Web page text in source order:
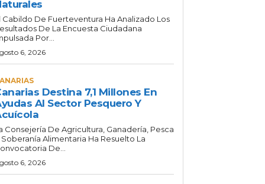
Cabildo De Fuerteventura Ha Analizado Los
De La Encuesta Ciudadana
Por...
6, 2026
Destina 7,1 Millones En
Al Sector Pesquero Y
Consejería De Agricultura, Ganadería, Pesca
Soberanía Alimentaria Ha Resuelto La
De...
6, 2026